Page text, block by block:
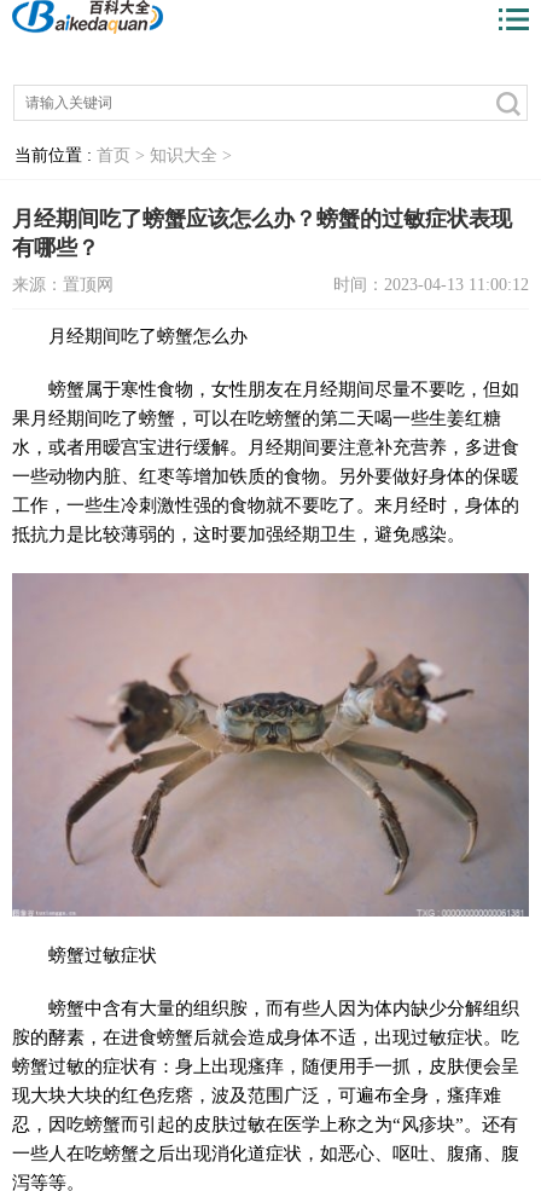
当前位置 : 首页 > 知识大全 >
月经期间吃了螃蟹应该怎么办？螃蟹的过敏症状表现
有哪些？
来源：置顶网 时间：2023-04-13 11:00:12
月经期间吃了螃蟹怎么办
螃蟹属于寒性食物，女性朋友在月经期间尽量不要吃，但如
果月经期间吃了螃蟹，可以在吃螃蟹的第二天喝一些生姜红糖
水，或者用暧宫宝进行缓解。月经期间要注意补充营养，多进食
一些动物内脏、红枣等增加铁质的食物。另外要做好身体的保暖
工作，一些生冷刺激性强的食物就不要吃了。来月经时，身体的
抵抗力是比较薄弱的，这时要加强经期卫生，避免感染。
螃蟹过敏症状
螃蟹中含有大量的组织胺，而有些人因为体内缺少分解组织
胺的酵素，在进食螃蟹后就会造成身体不适，出现过敏症状。吃
螃蟹过敏的症状有：身上出现瘙痒，随便用手一抓，皮肤便会呈
现大块大块的红色疙瘩，波及范围广泛，可遍布全身，瘙痒难
忍，因吃螃蟹而引起的皮肤过敏在医学上称之为“风疹块”。还有
一些人在吃螃蟹之后出现消化道症状，如恶心、呕吐、腹痛、腹
泻等等。